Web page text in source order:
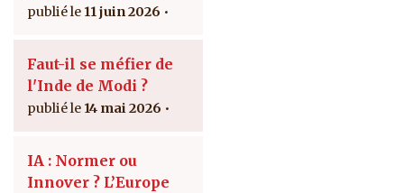
11 juin 2026
Faut-il se méfier de
l'Inde de Modi ?
14 mai 2026
IA : Normer ou
Innover ? L’Europe